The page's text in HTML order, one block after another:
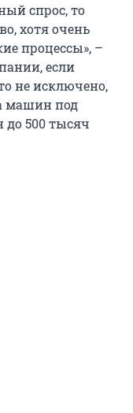
спрос, то
хотя очень
процессы», –
если
не исключено,
машин под
до 500 тысяч